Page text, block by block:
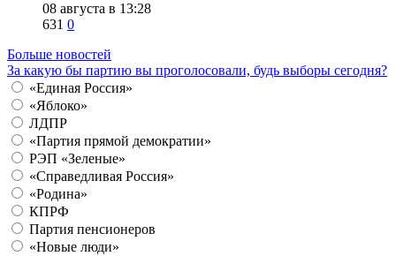
08 августа в 13:28
631 0
Больше новостей
За какую бы партию вы проголосовали, будь выборы сегодня?
«Единая Россия»
«Яблоко»
ЛДПР
«Партия прямой демократии»
РЭП «Зеленые»
«Справедливая Россия»
«Родина»
КПРФ
Партия пенсионеров
«Новые люди»